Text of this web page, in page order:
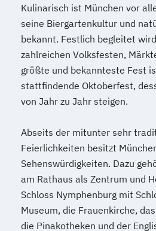
Kulinarisch ist München vor
seine Biergartenkultur und
bekannt. Festlich begleitet
zahlreichen Volksfesten,
größte und bekannteste Fest
stattfindende Oktoberfest,
von Jahr zu Jahr steigen.
Abseits der mitunter sehr
Feierlichkeiten besitzt
Sehenswürdigkeiten. Dazu
am Rathaus als Zentrum und
Schloss Nymphenburg mit
Museum, die Frauenkirche,
die Pinakotheken und der